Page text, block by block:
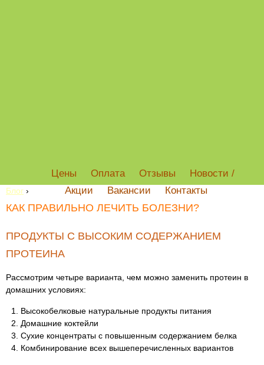
Цены Оплата Отзывы
Новости /
Акции
Вакансии Контакты
Блог ›
КАК ПРАВИЛЬНО ЛЕЧИТЬ БОЛЕЗНИ?
ПРОДУКТЫ С ВЫСОКИМ СОДЕРЖАНИЕМ
ПРОТЕИНА
Рассмотрим четыре варианта, чем можно заменить протеин в
домашних условиях:
Высокобелковые натуральные продукты питания
Домашние коктейли
Сухие концентраты с повышенным содержанием белка
Комбинирование всех вышеперечисленных вариантов